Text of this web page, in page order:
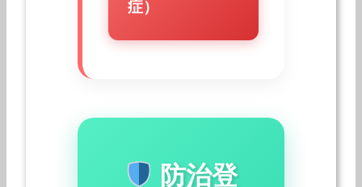
症）
防治登